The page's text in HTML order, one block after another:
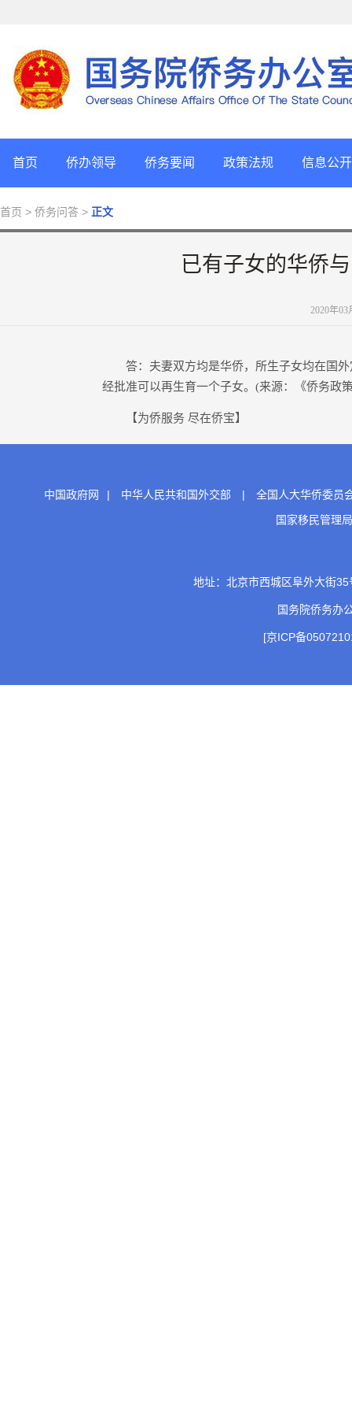
首页 侨办领导 侨务要闻 政策法规 信息公开
首页 > 侨务问答 > 正文
已有子女的华侨
2020年
答：夫妻双方均是华侨，所生子女均在国外
经批准可以再生育一个子女。(来源：《侨务政
【为侨服务 尽在侨宝】
中国政府网 | 中华人民共和国外交部 |
全国人大华侨委员
国家移民管理局
地址：北京市西城区阜外大街
国务院侨务
[京ICP备